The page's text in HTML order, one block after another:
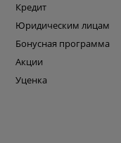
Кредит
Юридическим лицам
Бонусная программа
Акции
Уценка